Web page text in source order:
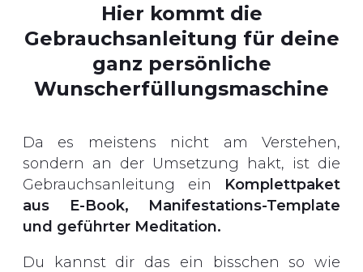
Hier kommt die
Gebrauchsanleitung für deine
ganz persönliche
Wunscherfüllungsmaschine
Da es meistens nicht am Verstehen,
sondern an der Umsetzung hakt, ist die
Gebrauchsanleitung ein Komplettpaket
aus E-Book, Manifestations-Template
und geführter Meditation.
Du kannst dir das ein bisschen so wie